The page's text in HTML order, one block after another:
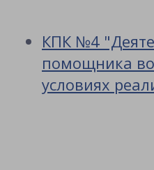
КПК №4
помощника
условиях